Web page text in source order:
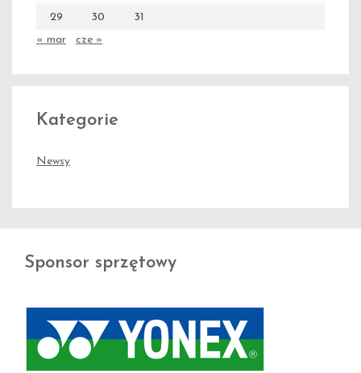
29 30
31
« mar
cze »
Kategorie
Newsy
Sponsor sprzętowy